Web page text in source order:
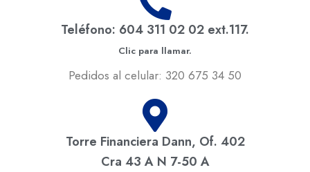
Teléfono: 604 311 02 02 ext.117.
Clic para llamar.
Pedidos al celular: 320 675 34 50
Torre Financiera Dann, Of. 402
Cra 43 A N 7-50 A